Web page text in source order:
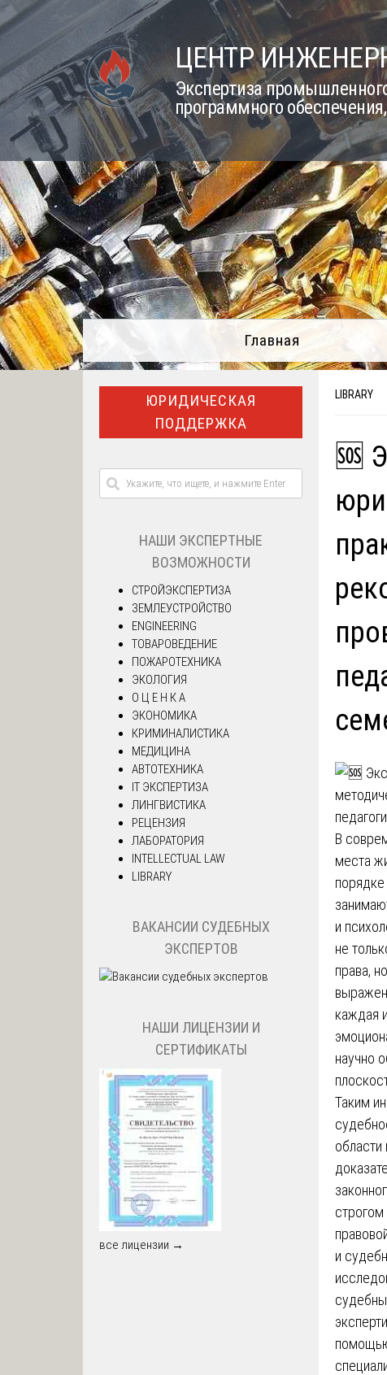
Skip
to
content
ЦЕНТР
Экспертиза
программного
Главная
LIBRARY
🆘
В
места
и
не
права,
каждая
научно
Таким
области
и
ЮРИДИЧЕСКАЯ
ПОДДЕРЖКА
НАШИ ЭКСПЕРТНЫЕ
ВОЗМОЖНОСТИ
СТРОЙЭКСПЕРТИЗА
ЗЕМЛЕУСТРОЙСТВО
ENGINEERING
ТОВАРОВЕДЕНИЕ
ПОЖАРОТЕХНИКА
ЭКОЛОГИЯ
О Ц Е Н К А
ЭКОНОМИКА
КРИМИНАЛИСТИКА
МЕДИЦИНА
АВТОТЕХНИКА
IT ЭКСПЕРТИЗА
ЛИНГВИСТИКА
РЕЦЕНЗИЯ
ЛАБОРАТОРИЯ
INTELLECTUAL LAW
LIBRARY
ВАКАНСИИ СУДЕБНЫХ
ЭКСПЕРТОВ
НАШИ ЛИЦЕНЗИИ И
СЕРТИФИКАТЫ
все лицензии →